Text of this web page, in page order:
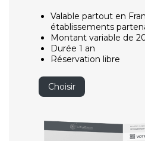
Valable partout en
établissements
Montant variable de
Durée 1 an
Réservation libre
Choisir